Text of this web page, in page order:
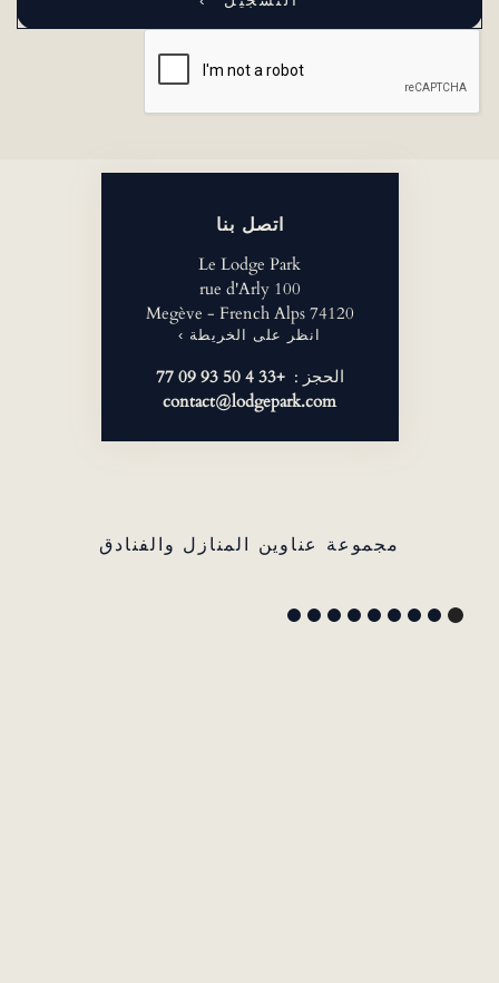
اتصل بنا
Le Lodge Park
100 rue d'Arly
74120 Megève - French Alps
انظر على الخريطة ›
الحجز :+33 4 50 93 09 77
contact@lodgepark.com
مجموعة عناوين المنازل والفنادق